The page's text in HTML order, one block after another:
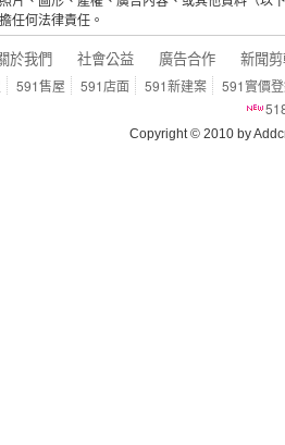
任何法律責任。
於我們 社會公益 廣告合作 新聞
591售屋 591店面 591新建案
591實價
Copyright © 2010 by